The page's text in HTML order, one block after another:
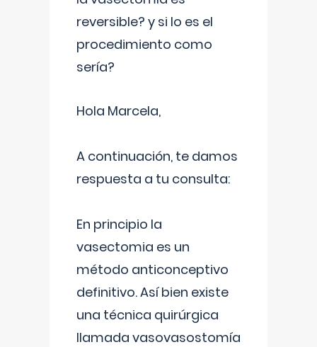
reversible? y si lo es el
procedimiento como
sería?
Hola Marcela,
A continuación, te damos
respuesta a tu consulta:
En principio la
vasectomia es un
método anticonceptivo
definitivo. Así bien existe
una técnica quirúrgica
llamada vasovasostomía